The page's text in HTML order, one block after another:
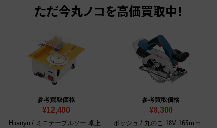
ただ今丸ノコを高価買取中！
参考買取価格
¥12,400
Huanyu / ミニテーブルソー 卓上
参考買取価格
¥8,300
ボッシュ / 丸のこ 18V 165ｍｍ